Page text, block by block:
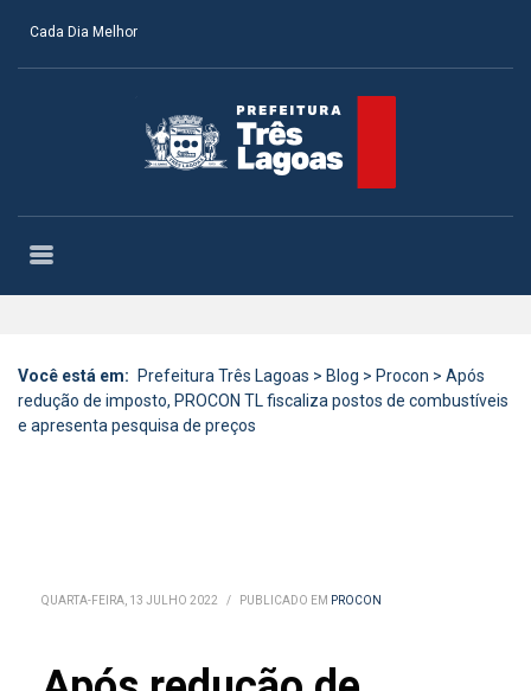
Cada Dia Melhor
Você está em: Prefeitura Três Lagoas > Blog > Procon > Após
redução de imposto, PROCON TL fiscaliza postos de combustíveis
e apresenta pesquisa de preços
QUARTA-FEIRA, 13 JULHO 2022 / PUBLICADO EM PROCON